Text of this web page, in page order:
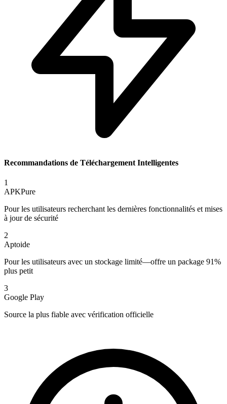
Recommandations de Téléchargement Intelligentes
1
APKPure
Pour les utilisateurs recherchant les dernières fonctionnalités et mises
à jour de sécurité
2
Aptoide
Pour les utilisateurs avec un stockage limité—offre un package 91%
plus petit
3
Google Play
Source la plus fiable avec vérification officielle